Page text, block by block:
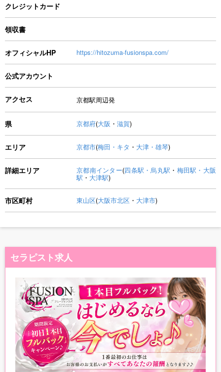
クレジットカード
領収書
オフィシャルHP https://hitozuma-fusionspa.com/
公式アカウント
アクセス 京都駅周辺発
県 京都府(大阪 ・ 滋賀)
エリア 京都市(梅田・キタ ・ 大津・雄琴)
詳細エリア 京都南インター(四条駅・烏丸駅 ・ 梅田駅・大阪
駅 ・ 大津駅)
市区町村 東山区(大阪市北区 ・ 大津市)
セラピスト求人